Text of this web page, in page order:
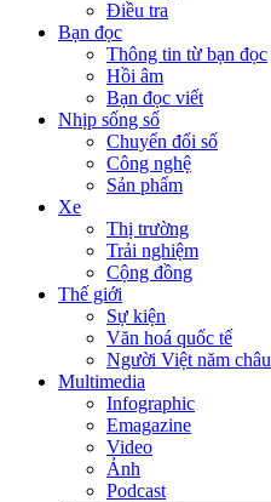
Điều tra
Bạn đọc
Thông tin từ bạn đọc
Hồi âm
Bạn đọc viết
Nhịp sống số
Chuyển đổi số
Công nghệ
Sản phẩm
Xe
Thị trường
Trải nghiệm
Cộng đồng
Thế giới
Sự kiện
Văn hoá quốc tế
Người Việt năm châu
Multimedia
Infographic
Emagazine
Video
Ảnh
Podcast